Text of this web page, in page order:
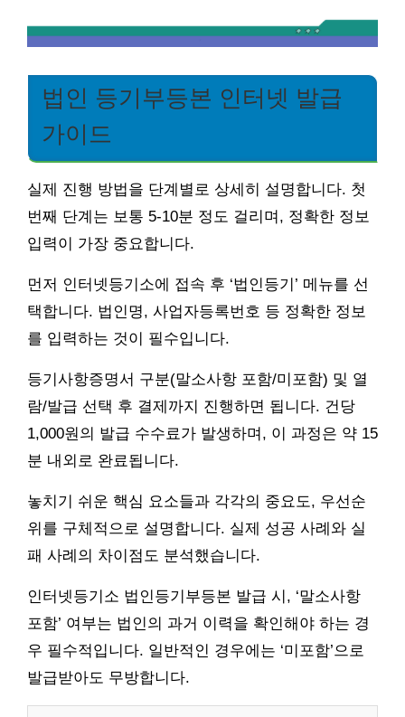
법인 등기부등본 인터넷 발급
가이드
실제 진행 방법을 단계별로 상세히 설명합니다. 첫
번째 단계는 보통 5-10분 정도 걸리며, 정확한 정보
입력이 가장 중요합니다.
먼저 인터넷등기소에 접속 후 ‘법인등기’ 메뉴를 선
택합니다. 법인명, 사업자등록번호 등 정확한 정보
를 입력하는 것이 필수입니다.
등기사항증명서 구분(말소사항 포함/미포함) 및 열
람/발급 선택 후 결제까지 진행하면 됩니다. 건당
1,000원의 발급 수수료가 발생하며, 이 과정은 약 15
분 내외로 완료됩니다.
놓치기 쉬운 핵심 요소들과 각각의 중요도, 우선순
위를 구체적으로 설명합니다. 실제 성공 사례와 실
패 사례의 차이점도 분석했습니다.
인터넷등기소 법인등기부등본 발급 시, ‘말소사항
포함’ 여부는 법인의 과거 이력을 확인해야 하는 경
우 필수적입니다. 일반적인 경우에는 ‘미포함’으로
발급받아도 무방합니다.